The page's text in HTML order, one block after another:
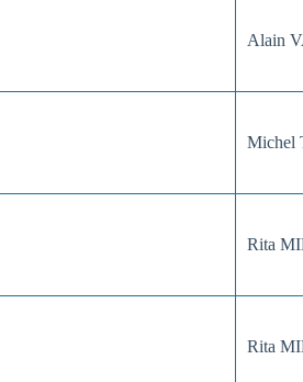
Alain
Michel
Rita
Rita